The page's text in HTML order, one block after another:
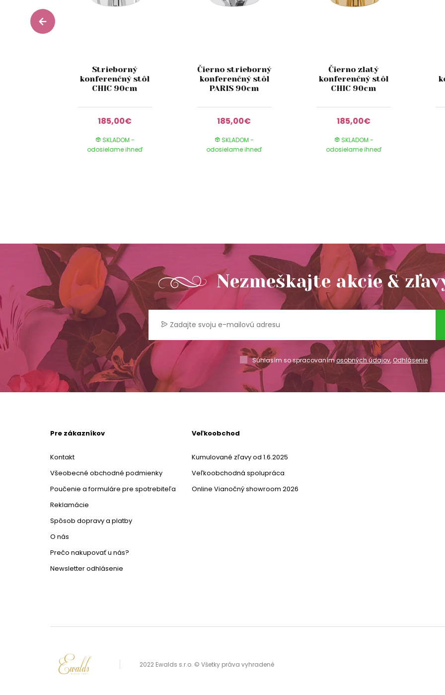
Strieborný
konferenčný stôl
CHIC 90cm
185,00€
SKLADOM -
odosielame ihneď
Čierno strieborný
konferenčný stôl
PARIS 90cm
185,00€
SKLADOM -
odosielame ihneď
Čierno zlatý
konferenčný stôl
CHIC 90cm
185,00€
SKLADOM -
odosielame ihneď
Nezmeškajte akcie &
Súhlasím so spracovanímosobných údajov,Odhlásenie
Pre zákazníkov
Kontakt
Všeobecné obchodné podmienky
Poučenie a formuláre pre spotrebiteľa
Reklamácie
Spôsob dopravy a platby
O nás
Prečo nakupovať u nás?
Newsletter odhlásenie
Veľkoobchod
Kumulované zľavy od 1.6.2025
Veľkoobchodná spolupráca
Online Vianočný showroom 2026
2022 Ewalds s.r.o. © Všetky práva vyhradené